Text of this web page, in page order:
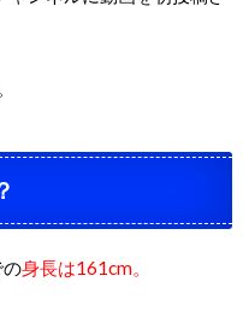
身長は161cm。